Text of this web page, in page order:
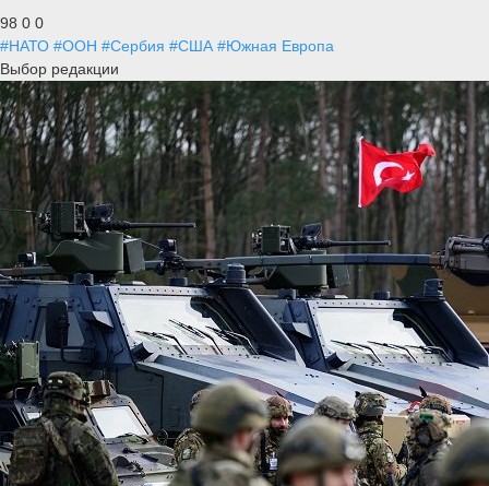
98 0 0
#НАТО #ООН #Сербия #США #Южная Европа
Выбор редакции